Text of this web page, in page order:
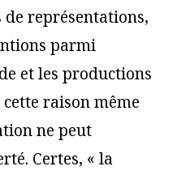
représentations,
parmi
et les productions
raison même
ne peut
Certes, « la